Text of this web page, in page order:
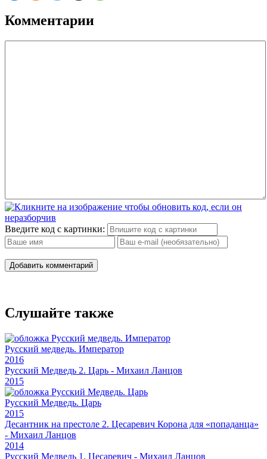
Комментарии
Введите код с картинки:
Добавить комментарий
Слушайте также
Русский медведь. Император
2016
Русский Медведь 2. Царь - Михаил Ланцов
2015
Русский Медведь. Царь
2015
Десантник на престоле 2. Цесаревич Корона для «попаданца»
- Михаил Ланцов
2014
Русский Медведь 1. Цесаревич - Михаил Ланцов